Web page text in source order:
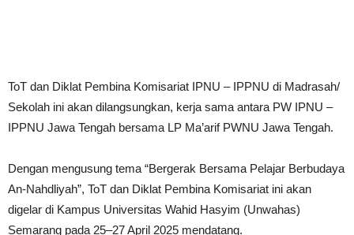
ToT dan Diklat Pembina Komisariat IPNU – IPPNU di Madrasah/
Sekolah ini akan dilangsungkan, kerja sama antara PW IPNU –
IPPNU Jawa Tengah bersama LP Ma’arif PWNU Jawa Tengah.
Dengan mengusung tema “Bergerak Bersama Pelajar Berbudaya
An-Nahdliyah”, ToT dan Diklat Pembina Komisariat ini akan
digelar di Kampus Universitas Wahid Hasyim (Unwahas)
Semarang pada 25–27 April 2025 mendatang.